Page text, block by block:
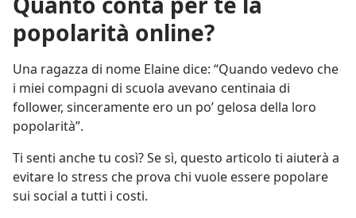
popolarità online?
Una ragazza di nome Elaine dice: “Quando vedevo che
i miei compagni di scuola avevano centinaia di
follower, sinceramente ero un po’ gelosa della loro
popolarità”.
Ti senti anche tu così? Se sì, questo articolo ti aiuterà a
evitare lo stress che prova chi vuole essere popolare
sui social a tutti i costi.